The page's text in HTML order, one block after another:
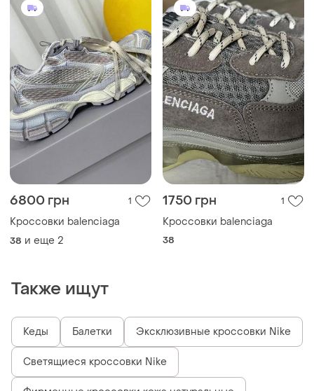
6800 грн 1
Кроссовки balenciaga
38 и еще 2
1750 грн 1
Кроссовки balenciaga
38
Также ищут
Кеды Балетки Эксклюзивные кроссовки Nike
Светящиеся кроссовки Nike